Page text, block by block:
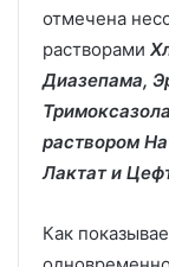
отмечена
растворами
Диазепама,
раствором
Лактат и
Как